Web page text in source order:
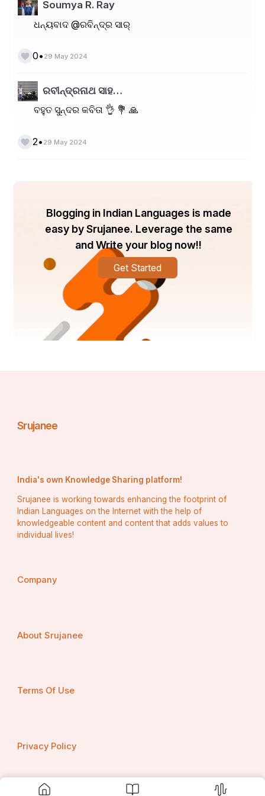
ଲେଖନୀ ଚାଳନା -ସୌମ୍ୟ ରଞ୍ଜନ ରାୟ
ଭୂୟାଁ ଉଆସ,ଗୁଆମାଳ,ଭଦ୍ରକ
Soumya R. Ray
ଧନ୍ୟବାଦ @ରବିନ୍ଦ୍ର ସାର୍
0• 29 May 2024
ରବୀନ୍ଦ୍ରନାଥ ସାହ…
ବହୁତ ସୁନ୍ଦର କବିତା 👌 💐 🙏
2• 29 May 2024
Blogging in Indian Languages is made
easy by Srujanee. Leverage the same
and Write your blog now!!
Get Started
Srujanee
India's own Knowledge Sharing platform!
Srujanee is working towards enhancing the footprint of
Indian Languages on the Internet with the help of
knowledgeable content and content that adds values to
individual lives!
Company
About Srujanee
Terms Of Use
Privacy Policy